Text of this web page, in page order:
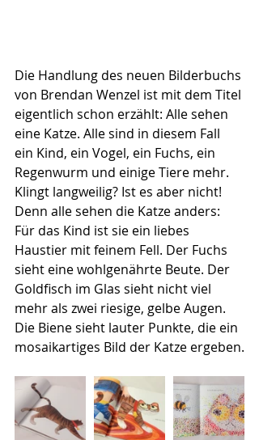
Die Handlung des neuen Bilderbuchs
von Brendan Wenzel ist mit dem Titel
eigentlich schon erzählt: Alle sehen
eine Katze. Alle sind in diesem Fall
ein Kind, ein Vogel, ein Fuchs, ein
Regenwurm und einige Tiere mehr.
Klingt langweilig? Ist es aber nicht!
Denn alle sehen die Katze anders:
Für das Kind ist sie ein liebes
Haustier mit feinem Fell. Der Fuchs
sieht eine wohlgenährte Beute. Der
Goldfisch im Glas sieht nicht viel
mehr als zwei riesige, gelbe Augen.
Die Biene sieht lauter Punkte, die ein
mosaikartiges Bild der Katze ergeben.